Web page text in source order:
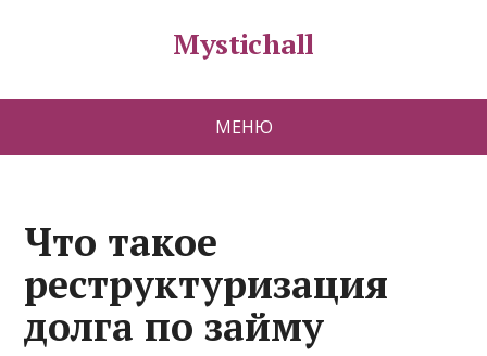
Mystichall
МЕНЮ
Что такое
реструктуризация
долга по займу